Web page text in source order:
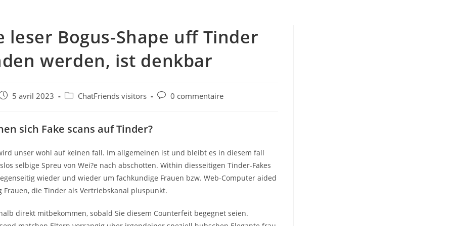
leser Bogus-Shape uff Tinder
werden, ist denkbar
5 avril 2023
PostChatFriends visitors
Post0 commentaire
sich Fake scans auf Tinder?
unser wohl auf keinen fall. Im allgemeinen ist und bleibt es in diesem fall
selbige Spreu von Wei?e nach abschotten. Within diesseitigen Tinder-Fakes
wieder und wieder um fachkundige Frauen bzw. Web-Computer aided
Frauen, die Tinder als Vertriebskanal pluspunkt.
direkt mitbekommen, sobald Sie diesem Counterfeit begegnet seien.